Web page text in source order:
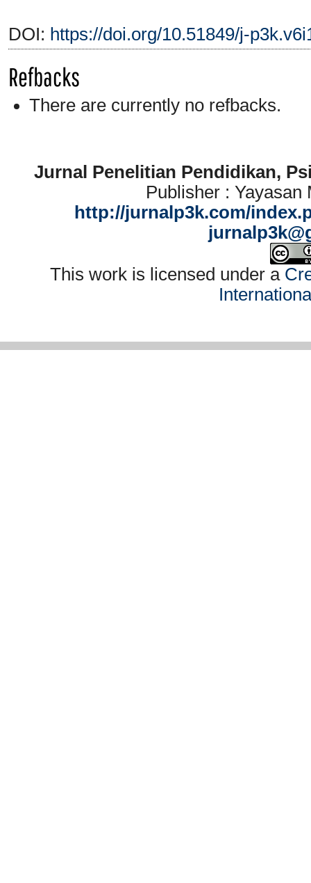
DOI: https://doi.org/10.51849/j-
Refbacks
There are currently no refbacks.
Jurnal Penelitian Pendidikan,
Publisher : Yayasan
http://jurnalp3k.com/
This work is licensed under a